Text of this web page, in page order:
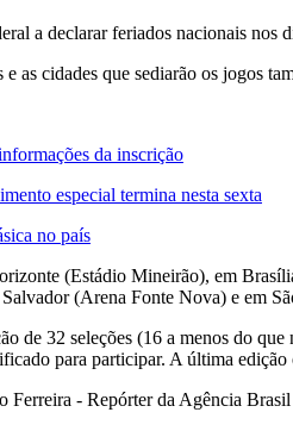
a declarar feriados nacionais nos
as cidades que sediarão os jogos
da inscrição
especial termina nesta sexta
no país
(Estádio Mineirão), em
(Arena Fonte Nova) e em
de 32 seleções (16 a menos do
para participar. A última
Ferreira - Repórter da Agência Brasil